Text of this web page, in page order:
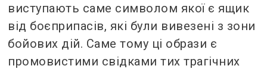
виступають саме символом якої є ящик
від боєприпасів, які були вивезені з зони
бойових дій. Саме тому ці образи є
промовистими свідками тих трагічних